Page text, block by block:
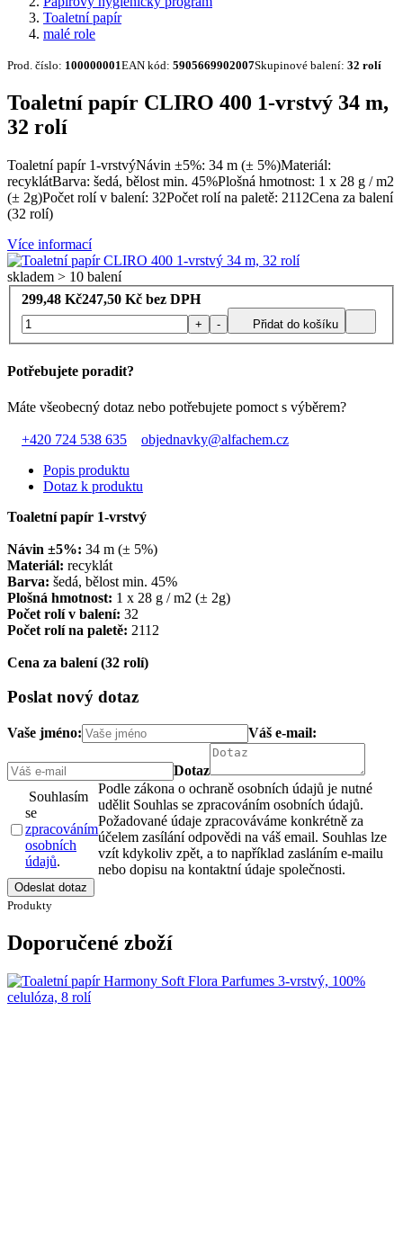
Toaletní papír
malé role
Prod. číslo: 100000001EAN kód: 5905669902007Skupinové balení: 32 rolí
Toaletní papír CLIRO 400 1-vrstvý 34 m,
32 rolí
Toaletní papír 1-vrstvýNávin ±5%: 34 m (± 5%)Materiál:
recyklátBarva: šedá, bělost min. 45%Plošná hmotnost: 1 x 28 g / m2
(± 2g)Počet rolí v balení: 32Počet rolí na paletě: 2112Cena za balení
(32 rolí)
Více informací
skladem > 10 balení
299,48 Kč247,50 Kč bez DPH
+ - Přidat do košíku
Potřebujete poradit?
Máte všeobecný dotaz nebo potřebujete pomoct s výběrem?
+420 724 538 635
objednavky@alfachem.cz
Popis produktu
Dotaz k produktu
Toaletní papír 1-vrstvý
Návin ±5%: 34 m (± 5%)
Materiál: recyklát
Barva: šedá, bělost min. 45%
Plošná hmotnost: 1 x 28 g / m2 (± 2g)
Počet rolí v balení: 32
Počet rolí na paletě: 2112
Cena za balení (32 rolí)
Poslat nový dotaz
Vaše jméno: Váš e-mail:
Dotaz
Souhlasím
se
zpracováním
osobních
údajů.
Podle zákona o ochraně osobních údajů je nutné
udělit Souhlas se zpracováním osobních údajů.
Požadované údaje zpracováváme konkrétně za
účelem zasílání odpovědi na váš email. Souhlas lze
vzít kdykoliv zpět, a to například zasláním e-mailu
nebo dopisu na kontaktní údaje společnosti.
Odeslat dotaz
Produkty
Doporučené zboží